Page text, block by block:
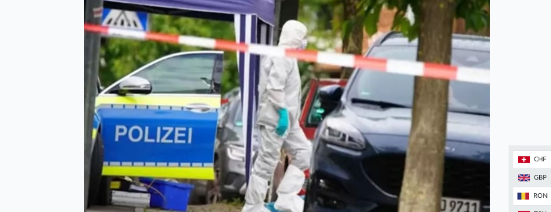
CHF
GBP
RON